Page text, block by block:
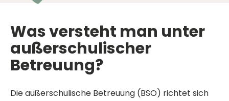
Wasversteht man unter
außerschulischer
Betreuung?
Die außerschulische Betreuung (BSO) richtet sich